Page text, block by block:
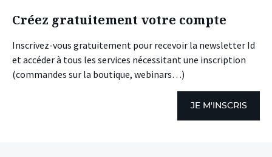
Créez gratuitement votre compte
Inscrivez-vous gratuitement pour recevoir la newsletter Id
et accéder à tous les services nécessitant une inscription
(commandes sur la boutique, webinars…)
JE M'INSCRIS